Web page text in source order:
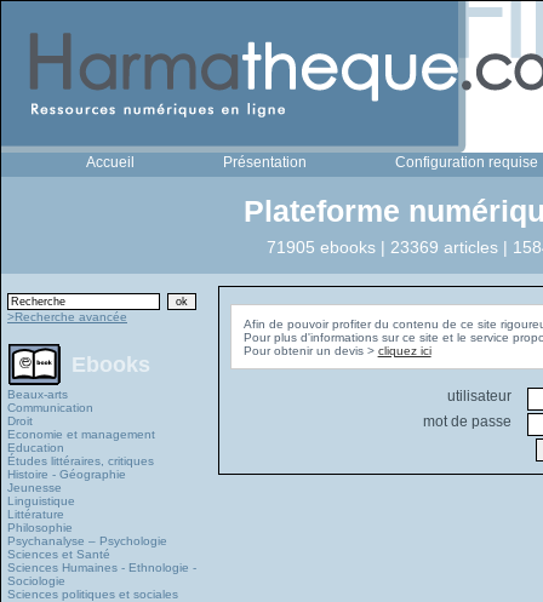
Accueil Présentation Configuration requise
Plateforme
71905 ebooks | 23369 articles |
>Recherche avancée
Ebooks
Beaux-arts
Communication
Droit
Economie et management
Education
Études littéraires, critiques
Histoire - Géographie
Jeunesse
Linguistique
Littérature
Philosophie
Psychanalyse – Psychologie
Sciences et Santé
Sciences Humaines - Ethnologie -
Sociologie
Sciences politiques et sociales
Afin de pouvoir profiter du contenu de ce site
Pour plus d'informations sur ce site et le service
Pour obtenir un devis > cliquez ici
utilisateur
mot de passe